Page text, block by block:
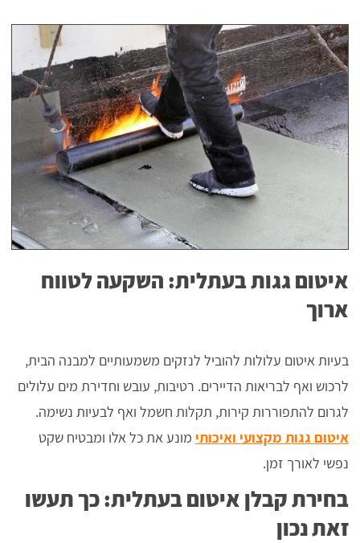
איטום גגות בעתלית: השקעה לטווח
ארוך
בעיות איטום עלולות להוביל לנזקים משמעותיים למבנה הבית,
לרכוש ואף לבריאות הדיירים. רטיבות, עובש וחדירת מים עלולים
לגרום להתפוררות קירות, תקלות חשמל ואף לבעיות נשימה.
איטום גגות מקצועי ואיכותי מונע את כל אלו ומבטיח שקט
נפשי לאורך זמן.
בחירת קבלן איטום בעתלית: כך תעשו
זאת נכון